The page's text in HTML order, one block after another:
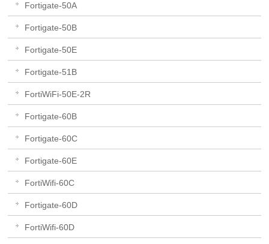
Fortigate-50A
Fortigate-50B
Fortigate-50E
Fortigate-51B
FortiWiFi-50E-2R
Fortigate-60B
Fortigate-60C
Fortigate-60E
FortiWifi-60C
Fortigate-60D
FortiWifi-60D